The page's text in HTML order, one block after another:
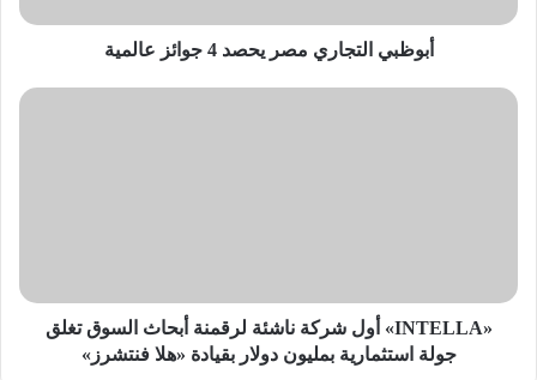
أبوظبي التجاري مصر يحصد 4 جوائز عالمية
جولة
استثمارية
«INTELLA» أول شركة ناشئة لرقمنة أبحاث السوق تغلق
جولة استثمارية بمليون دولار بقيادة «هلا فنتشرز»